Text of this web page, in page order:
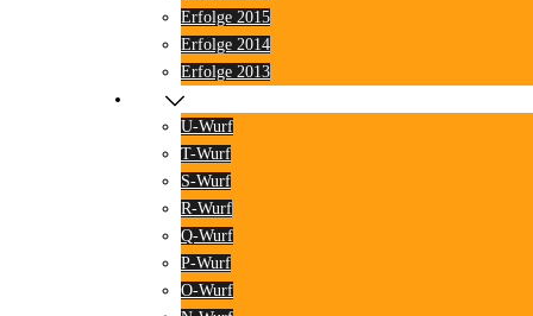
Erfolge 2015
Erfolge 2014
Erfolge 2013
U-Wurf
T-Wurf
S-Wurf
R-Wurf
Q-Wurf
P-Wurf
O-Wurf